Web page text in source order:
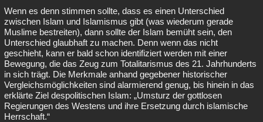
Wenn es denn stimmen sollte, dass es einen Unterschied
zwischen Islam und Islamismus gibt (was wiederum gerade
Muslime bestreiten), dann sollte der Islam bemüht sein, den
Unterschied glaubhaft zu machen. Denn wenn das nicht
geschieht, kann er bald schon identifiziert werden mit einer
Bewegung, die das Zeug zum Totalitarismus des 21. Jahrhunderts
in sich trägt. Die Merkmale anhand gegebener historischer
Vergleichsmöglichkeiten sind alarmierend genug, bis hinein in das
erklärte Ziel despolitischen Islam: „Umsturz der gottlosen
Regierungen des Westens und ihre Ersetzung durch islamische
Herrschaft.“